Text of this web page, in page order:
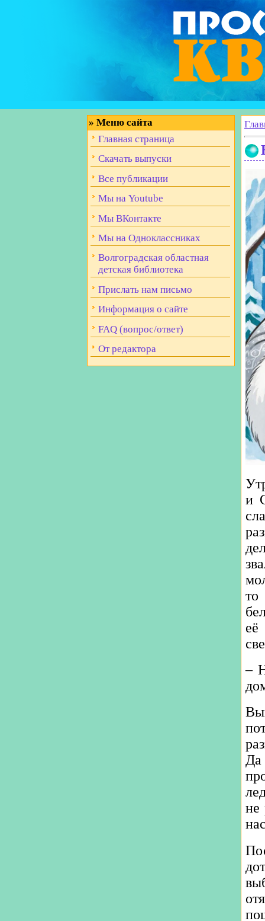
» Меню сайта
Главная страница
Скачать выпуски
Все публикации
Мы на Youtube
Мы ВКонтакте
Мы на Одноклассниках
Волгоградская областная
детская библиотека
Прислать нам письмо
Информация о сайте
FAQ (вопрос/ответ)
От редактора
и
то
её
–
Да
не